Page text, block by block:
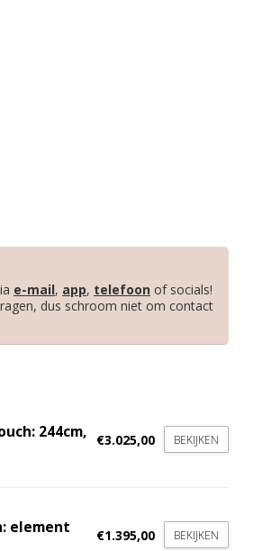
e-mail, app, telefoon of socials!
dus schroom niet om contact
244cm, €3.025,00 BEKIJKEN
element €1.395,00 BEKIJKEN